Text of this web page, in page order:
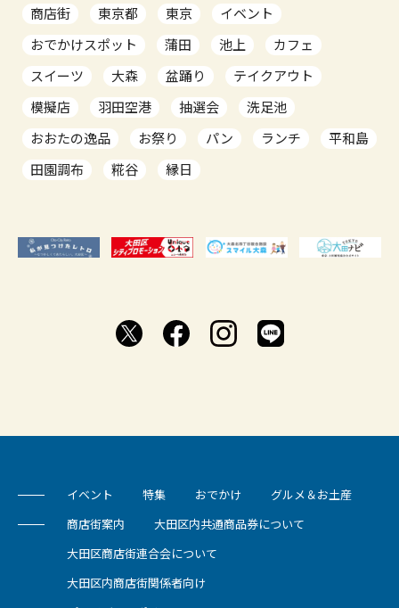
商店街
東京都 東京
イベント
おでかけスポット
蒲田 池上
カフェ
スイーツ
大森 盆踊り
テイクアウト
模擬店
羽田空港 抽選会
洗足池
おおたの逸品
お祭り パン ランチ
平和島
田園調布
糀谷 縁日
イベント 特集 おでかけ グルメ＆お土産
商店街案内 大田区内共通商品券について
大田区商店街連合会について
大田区内商店街関係者向け